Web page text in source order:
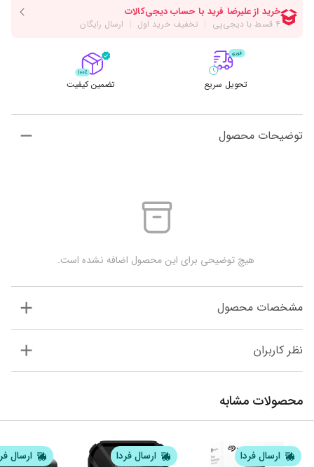
تحویل سریع تضمین کیفیت
توضیحات محصول
هیچ توضیحی برای این محصول اضافه نشده است.
مشخصات محصول
نظر کاربران
محصولات مشابه
ارسال فردا ارسال فردا ارسال